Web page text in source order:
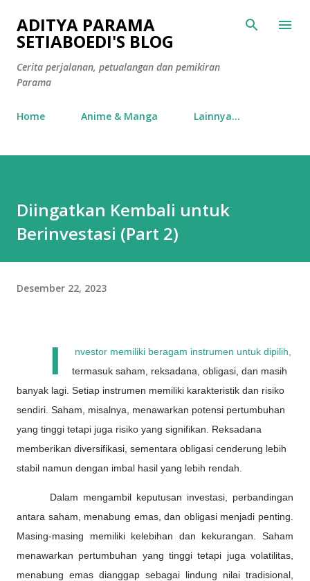
Langsung ke konten utama
ADITYA PARAMA
SETIABOEDI'S BLOG
Cerita perjalanan, petualangan dan pemikiran
Parama
Home Anime & Manga Lainnya…
Diingatkan Kembali untuk
Berinvestasi (Part 2)
Desember 22, 2023
I
nvestor memiliki beragam instrumen untuk dipilih,
termasuk saham, reksadana, obligasi, dan masih
banyak lagi. Setiap instrumen memiliki karakteristik dan risiko
sendiri. Saham, misalnya, menawarkan potensi pertumbuhan
yang tinggi tetapi juga risiko yang signifikan. Reksadana
memberikan diversifikasi, sementara obligasi cenderung lebih
stabil namun dengan imbal hasil yang lebih rendah.
Dalam mengambil keputusan investasi, perbandingan
antara saham, menabung emas, dan obligasi menjadi penting.
Masing-masing memiliki kelebihan dan kekurangan. Saham
menawarkan pertumbuhan yang tinggi tetapi juga volatilitas,
menabung emas dianggap sebagai lindung nilai tradisional,